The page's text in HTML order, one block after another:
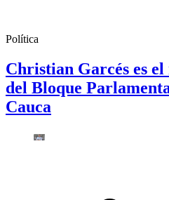
Política
Christian Garcés es
del Bloque
Cauca